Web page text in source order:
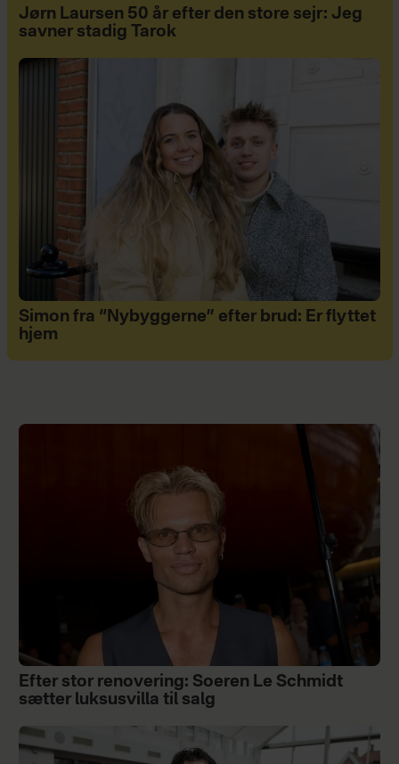
Jørn Laursen 50 år efter den store sejr: Jeg
savner stadig Tarok
Simon fra “Nybyggerne” efter brud: Er flyttet
hjem
Efter stor renovering: Soeren Le Schmidt
sætter luksusvilla til salg